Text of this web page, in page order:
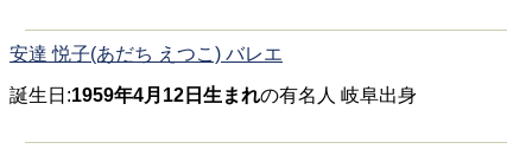
安達 悦子(あだち えつこ) バレエ
誕生日:1959年4月12日生まれの有名人 岐阜出身